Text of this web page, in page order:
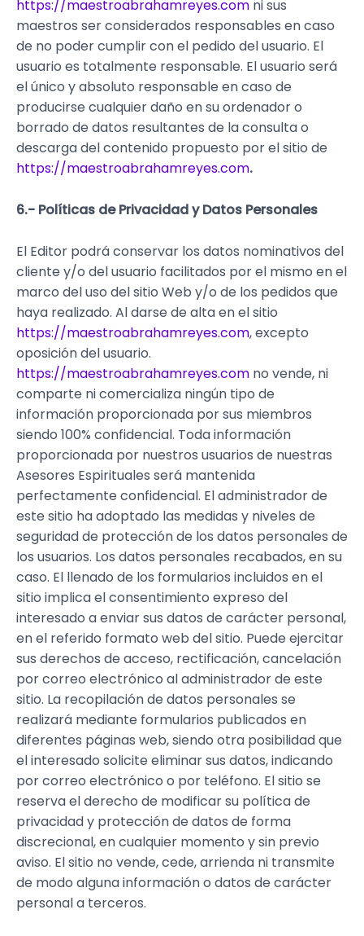
https://maestroabrahamreyes.com ni sus
maestros ser considerados responsables en caso
de no poder cumplir con el pedido del usuario. El
usuario es totalmente responsable. El usuario será
el único y absoluto responsable en caso de
producirse cualquier daño en su ordenador o
borrado de datos resultantes de la consulta o
descarga del contenido propuesto por el sitio de
https://maestroabrahamreyes.com.
6.- Políticas de Privacidad y Datos Personales
El Editor podrá conservar los datos nominativos del
cliente y/o del usuario facilitados por el mismo en el
marco del uso del sitio Web y/o de los pedidos que
haya realizado. Al darse de alta en el sitio
https://maestroabrahamreyes.com, excepto
oposición del usuario.
https://maestroabrahamreyes.com no vende, ni
comparte ni comercializa ningún tipo de
información proporcionada por sus miembros
siendo 100% confidencial. Toda información
proporcionada por nuestros usuarios de nuestras
Asesores Espirituales será mantenida
perfectamente confidencial. El administrador de
este sitio ha adoptado las medidas y niveles de
seguridad de protección de los datos personales de
los usuarios. Los datos personales recabados, en su
caso. El llenado de los formularios incluidos en el
sitio implica el consentimiento expreso del
interesado a enviar sus datos de carácter personal,
en el referido formato web del sitio. Puede ejercitar
sus derechos de acceso, rectificación, cancelación
por correo electrónico al administrador de este
sitio. La recopilación de datos personales se
realizará mediante formularios publicados en
diferentes páginas web, siendo otra posibilidad que
el interesado solicite eliminar sus datos, indicando
por correo electrónico o por teléfono. El sitio se
reserva el derecho de modificar su política de
privacidad y protección de datos de forma
discrecional, en cualquier momento y sin previo
aviso. El sitio no vende, cede, arrienda ni transmite
de modo alguna información o datos de carácter
personal a terceros.